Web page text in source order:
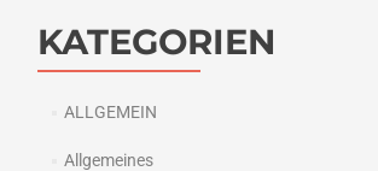
KATEGORIEN
ALLGEMEIN
Allgemeines